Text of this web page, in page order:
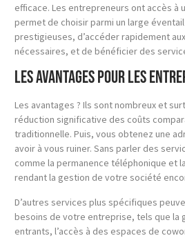
efficace. Les entrepreneurs ont accès à
permet de choisir parmi un large
prestigieuses, d’accéder rapidement
nécessaires, et de bénéficier des
Les avantages pour les
Les avantages ? Ils sont nombreux et
réduction significative des coûts
traditionnelle. Puis, vous obtenez une
avoir à vous ruiner. Sans parler des
comme la permanence téléphonique et
rendant la gestion de votre société
D’autres services plus spécifiques
besoins de votre entreprise, tels que la
entrants, l’accès à des espaces de